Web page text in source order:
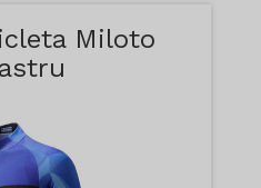
Miloto